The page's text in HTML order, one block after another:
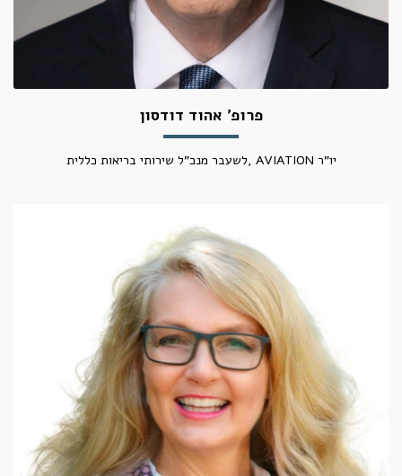
פרופ' אהוד דודסון
יו"ר AVIATION ,לשעבר מנכ"ל שירותי בריאות כללית